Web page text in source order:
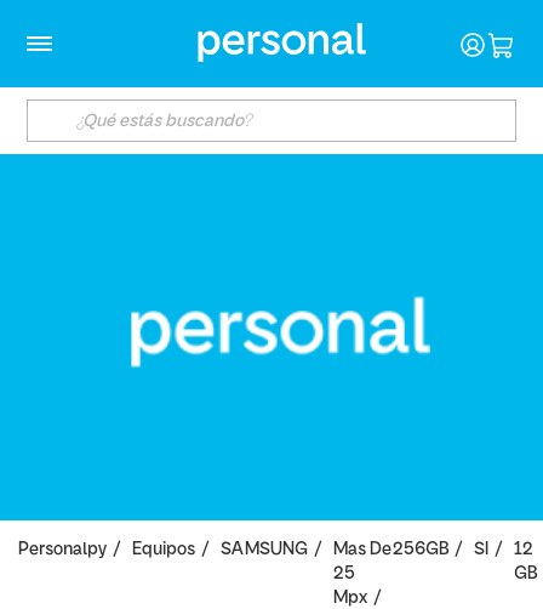
Personalpy Equipos SAMSUNG
Mas De
25
Mpx
256GB SI
12
GB